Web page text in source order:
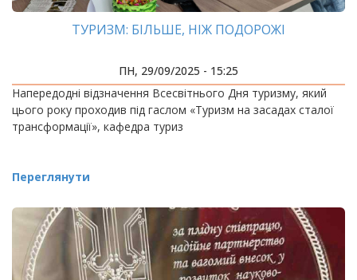
ТУРИЗМ: БІЛЬШЕ, НІЖ ПОДОРОЖІ
ПН, 29/09/2025 - 15:25
Напередодні відзначення Всесвітнього Дня туризму, який
цього року проходив під гаслом «Туризм на засадах сталої
трансформації», кафедра туриз
Переглянути